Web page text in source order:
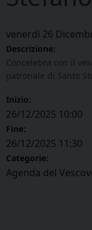
venerdì 26
Descrizione:
Concelebra con il
patronale di Santo
Inizio:
26/12/2025 10:00
Fine:
26/12/2025 11:30
Categorie:
Agenda del